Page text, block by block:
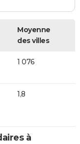
Moyenne
des villes
1 076
1,8
à